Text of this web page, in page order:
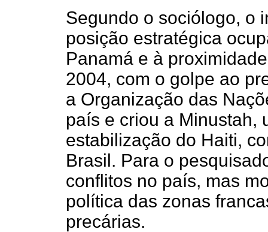
Segundo o sociólogo, o
posição estratégica
Panamá e à
2004, com o golpe ao
a Organização das
país e criou a Minustah,
estabilização do Haiti,
Brasil. Para o
conflitos no país, mas
política das zonas
precárias.